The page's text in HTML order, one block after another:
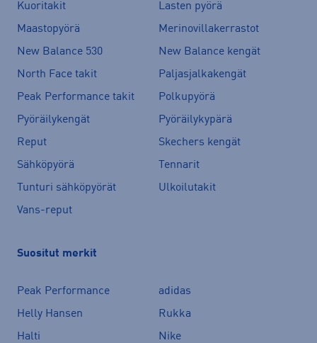
Kuoritakit
Lasten pyörä
Maastopyörä
Merinovillakerrastot
New Balance 530
New Balance kengät
North Face takit
Paljasjalkakengät
Peak Performance takit
Polkupyörä
Pyöräilykengät
Pyöräilykypärä
Reput
Skechers kengät
Sähköpyörä
Tennarit
Tunturi sähköpyörät
Ulkoilutakit
Vans-reput
Suositut merkit
Peak Performance
adidas
Helly Hansen
Rukka
Halti
Nike